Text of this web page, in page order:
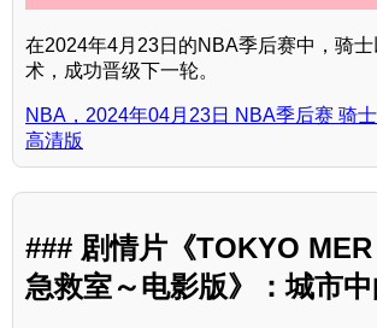
在2024年4月23日的NBA季后赛中，骑
术，成功晋级下一轮。
NBA，2024年04月23日 NBA季后赛 骑
高清版
### 剧情片《TOKYO
急救室～电影版》：城市